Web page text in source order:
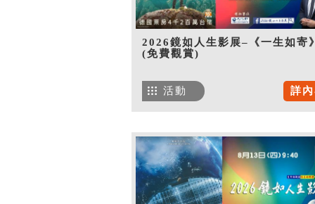
2026鏡如人生影展–《一生如寄
(免費觀賞)
詳
活動